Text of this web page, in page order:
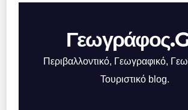
Περιβαλλοντικό, Γεωγραφικό,
Τουριστικό blog.